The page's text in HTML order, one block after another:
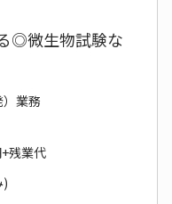
◎微生物試験な
業務
残業代
)